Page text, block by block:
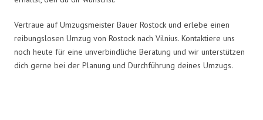
Vertraue auf Umzugsmeister Bauer Rostock und erlebe einen
reibungslosen Umzug von Rostock nach Vilnius. Kontaktiere uns
noch heute für eine unverbindliche Beratung und wir unterstützen
dich gerne bei der Planung und Durchführung deines Umzugs.